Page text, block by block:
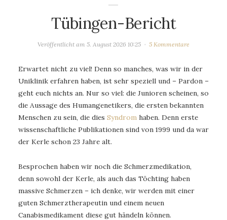
Tübingen-Bericht
Veröffentlicht am 5. August 2026 10:25 5 Kommentare
Erwartet nicht zu viel! Denn so manches, was wir in der
Uniklinik erfahren haben, ist sehr speziell und – Pardon –
geht euch nichts an. Nur so viel: die Junioren scheinen, so
die Aussage des Humangenetikers, die ersten bekannten
Menschen zu sein, die dies Syndrom haben. Denn erste
wissenschaftliche Publikationen sind von 1999 und da war
der Kerle schon 23 Jahre alt.
Besprochen haben wir noch die Schmerzmedikation,
denn sowohl der Kerle, als auch das Töchting haben
massive Schmerzen – ich denke, wir werden mit einer
guten Schmerztherapeutin und einem neuen
Canabismedikament diese gut händeln können.